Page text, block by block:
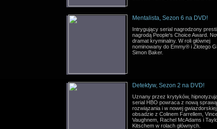
Mentalista, Sezon 6 na DVD!
Intrygujący serial nagrodzony
nagrodą People's Choice Award.
dramat kryminalny. W roli głównej
nominowany do Emmy® i Złotego
Simon Baker.
Detektyw, Sezon 2 na DVD!
Uznany przez krytyków,
serial HBO powraca z nową
rozwiązania i w nowej gwiazdorskiej
obsadzie z Colinem Farrellem,
Vaughnem, Rachel McAdams i
Kitschem w rolach głównych.